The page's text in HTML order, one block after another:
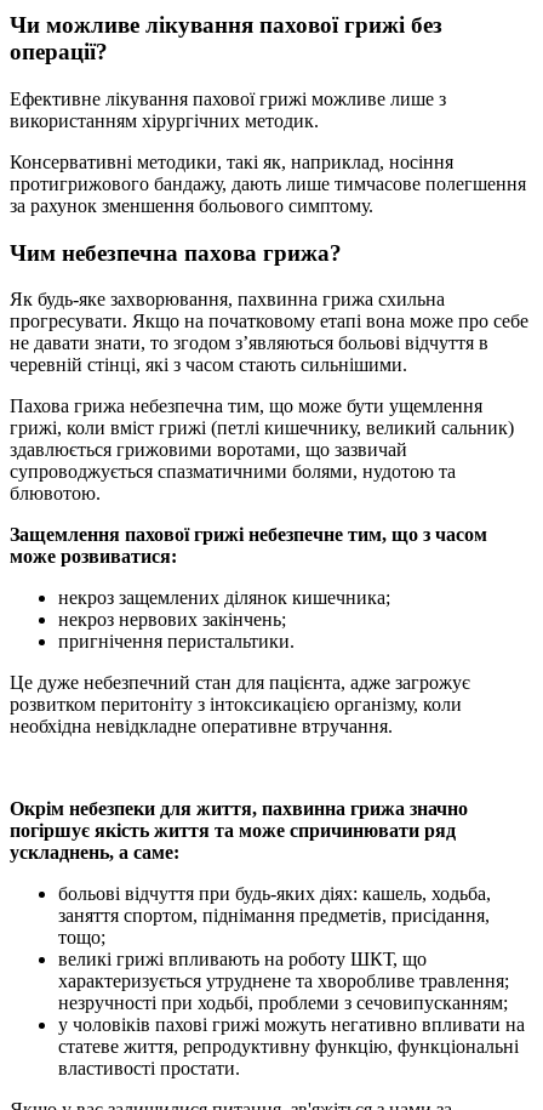
Чи можливе лікування пахової грижі без
операції?
Ефективне лікування пахової грижі можливе лише з
використанням хірургічних методик.
Консервативні методики, такі як, наприклад, носіння
протигрижового бандажу, дають лише тимчасове полегшення
за рахунок зменшення больового симптому.
Чим небезпечна пахова грижа?
Як будь-яке захворювання, пахвинна грижа схильна
прогресувати. Якщо на початковому етапі вона може про себе
не давати знати, то згодом з’являються больові відчуття в
черевній стінці, які з часом стають сильнішими.
Пахова грижа небезпечна тим, що може бути ущемлення
грижі, коли вміст грижі (петлі кишечнику, великий сальник)
здавлюється грижовими воротами, що зазвичай
супроводжується спазматичними болями, нудотою та
блювотою.
Защемлення пахової грижі небезпечне тим, що з часом
може розвиватися:
некроз защемлених ділянок кишечника;
некроз нервових закінчень;
пригнічення перистальтики.
Це дуже небезпечний стан для пацієнта, адже загрожує
розвитком перитоніту з інтоксикацією організму, коли
необхідна невідкладне оперативне втручання.
Окрім небезпеки для життя, пахвинна грижа значно
погіршує якість життя та може спричинювати ряд
ускладнень, а саме:
больові відчуття при будь-яких діях: кашель, ходьба,
заняття спортом, піднімання предметів, присідання,
тощо;
великі грижі впливають на роботу ШКТ, що
характеризується утруднене та хворобливе травлення;
незручності при ходьбі, проблеми з сечовипусканням;
у чоловіків пахові грижі можуть негативно впливати на
статеве життя, репродуктивну функцію, функціональні
властивості простати.